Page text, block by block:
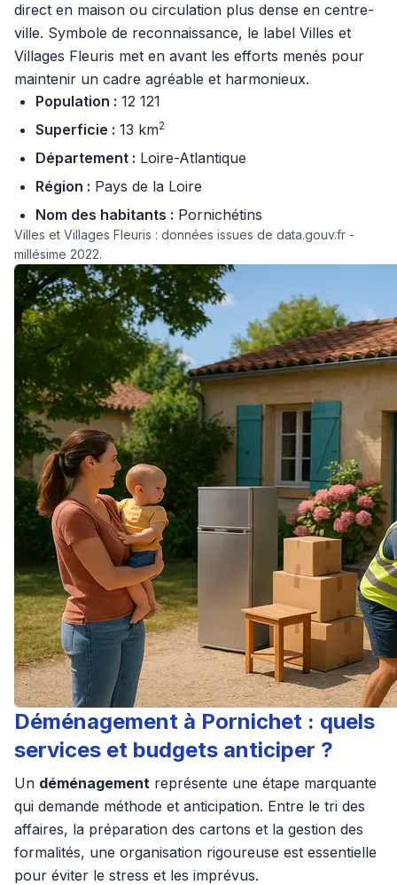
direct en maison ou circulation plus dense en centre-
ville. Symbole de reconnaissance, le label Villes et
Villages Fleuris met en avant les efforts menés pour
maintenir un cadre agréable et harmonieux.
Population : 12 121
Superficie : 13 km2
Département : Loire-Atlantique
Région : Pays de la Loire
Nom des habitants : Pornichétins
Villes et Villages Fleuris : données issues de data.gouv.fr -
millésime 2022.
Déménagement à Pornichet : quels
services et budgets anticiper ?
Un déménagement représente une étape marquante
qui demande méthode et anticipation. Entre le tri des
affaires, la préparation des cartons et la gestion des
formalités, une organisation rigoureuse est essentielle
pour éviter le stress et les imprévus.